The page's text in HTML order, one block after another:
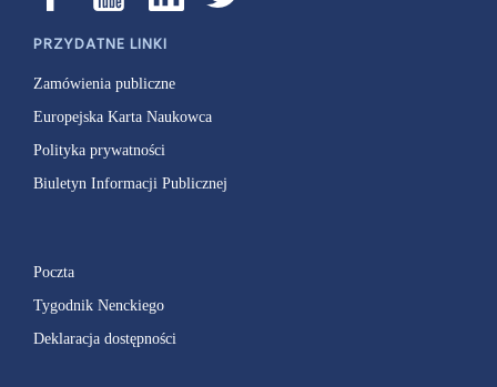
PRZYDATNE LINKI
Zamówienia publiczne
Europejska Karta Naukowca
Polityka prywatności
Biuletyn Informacji Publicznej
Poczta
Tygodnik Nenckiego
Deklaracja dostępności